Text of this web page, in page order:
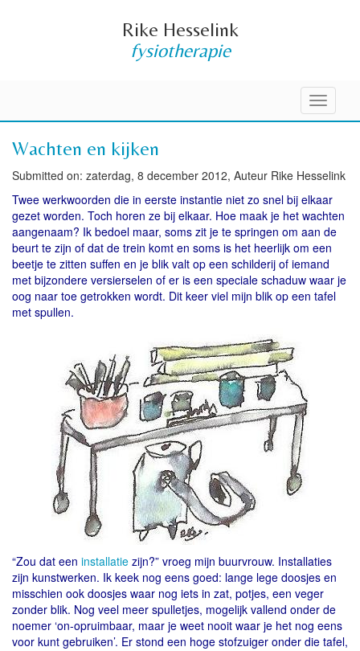
Rike Hesselink
fysiotherapie
Toggle
Wachten en kijken
Submitted on: zaterdag, 8 december 2012, Auteur Rike Hesselink
Twee werkwoorden die in eerste instantie niet zo snel bij elkaar
gezet worden. Toch horen ze bij elkaar. Hoe maak je het wachten
aangenaam? Ik bedoel maar, soms zit je te springen om aan de
beurt te zijn of dat de trein komt en soms is het heerlijk om een
beetje te zitten suffen en je blik valt op een schilderij of iemand
met bijzondere versierselen of er is een speciale schaduw waar je
oog naar toe getrokken wordt. Dit keer viel mijn blik op een tafel
met spullen.
“Zou dat een installatie zijn?” vroeg mijn buurvrouw. Installaties
zijn kunstwerken. Ik keek nog eens goed: lange lege doosjes en
misschien ook doosjes waar nog iets in zat, potjes, een veger
zonder blik. Nog veel meer spulletjes, mogelijk vallend onder de
noemer ‘on-opruimbaar, maar je weet nooit waar je het nog eens
voor kunt gebruiken’. Er stond een hoge stofzuiger onder die tafel,